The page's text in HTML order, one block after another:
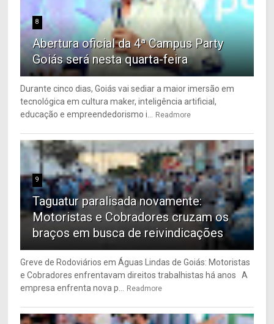
8
Abertura oficial da 4ª Campus Party
Goiás será nesta quarta-feira
Durante cinco dias, Goiás vai sediar a maior imersão em
tecnológica em cultura maker, inteligência artificial,
educação e empreendedorismo i...
Readmore
9
Taguatur paralisada novamente:
Motoristas e Cobradores cruzam os
braços em busca de reivindicações
Greve de Rodoviários em Águas Lindas de Goiás: Motoristas
e Cobradores enfrentavam direitos trabalhistas há anos A
empresa enfrenta nova p...
Readmore